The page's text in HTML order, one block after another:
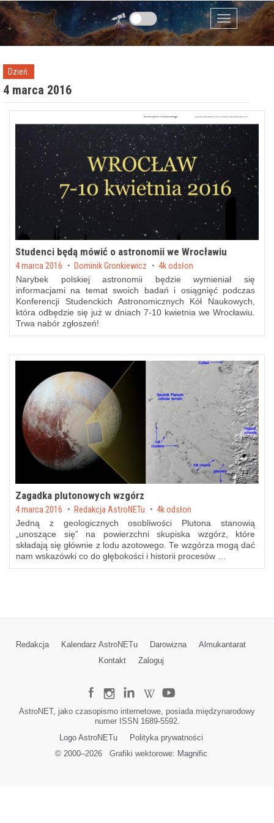
Przejdź do zawartości
Menu
Dzień:
4 marca 2016
Studenci będą mówić o astronomii we Wrocławiu
Posted on
4 marca 2016 byDominik Gronkiewicz 4k odsłon
Narybek polskiej astronomii będzie wymieniał się
informacjami na temat swoich badań i osiągnięć podczas
Konferencji Studenckich Astronomicznych Kół Naukowych,
która odbędzie się już w dniach 7-10 kwietnia we Wrocławiu.
Trwa nabór zgłoszeń!
Zagadka plutonowych wzgórz
Posted on
4 marca 2016 by Redakcja AstroNETu 4k odsłon
Jedną z geologicznych osobliwości Plutona stanowią
„unoszące się” na powierzchni skupiska wzgórz, które
składają się głównie z lodu azotowego. Te wzgórza mogą dać
nam wskazówki co do głębokości i historii procesów …
Redakcja Kalendarz AstroNETu Darowizna
Almukantarat
Kontakt
Zaloguj
AstroNET, jako czasopismo internetowe, posiada międzynarodowy
numer ISSN 1689-5592.
Logo AstroNETu
Polityka prywatności
© 2000–2026Grafiki wektorowe: Magnific